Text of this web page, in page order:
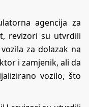
agencija za
revizori su utvrdili
za dolazak na
i zamjenik, ali da
vozilo, što